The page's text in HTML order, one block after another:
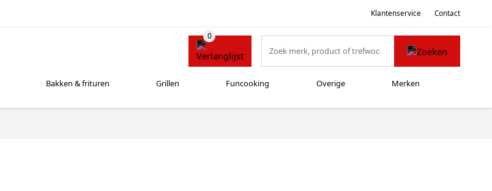
Klantenservice Contact
Bakken & frituren Grillen Funcooking Overige Merken